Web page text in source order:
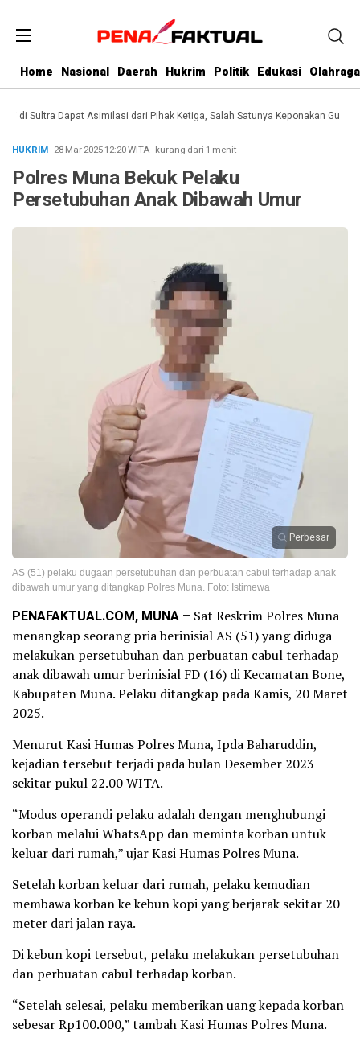
Home Nasional Daerah Hukrim Politik Edukasi Olahraga
Dapat Asimilasi dari Pihak Ketiga, Salah Satunya Keponakan Gubernur
HUKRIM· 28 Mar 202512:20WITA· kurang dari 1 menit
Polres Muna Bekuk Pelaku
Persetubuhan Anak Dibawah Umur
Perbesar
AS (51) pelaku dugaan persetubuhan dan perbuatan cabul terhadap anak
dibawah umur yang ditangkap Polres Muna. Foto: Istimewa
PENAFAKTUAL.COM, MUNA – Sat Reskrim Polres Muna
menangkap seorang pria berinisial AS (51) yang diduga
melakukan persetubuhan dan perbuatan cabul terhadap
anak dibawah umur berinisial FD (16) di Kecamatan Bone,
Kabupaten Muna. Pelaku ditangkap pada Kamis, 20 Maret
2025.
Menurut Kasi Humas Polres Muna, Ipda Baharuddin,
kejadian tersebut terjadi pada bulan Desember 2023
sekitar pukul 22.00 WITA.
“Modus operandi pelaku adalah dengan menghubungi
korban melalui WhatsApp dan meminta korban untuk
keluar dari rumah,” ujar Kasi Humas Polres Muna.
Setelah korban keluar dari rumah, pelaku kemudian
membawa korban ke kebun kopi yang berjarak sekitar 20
meter dari jalan raya.
Di kebun kopi tersebut, pelaku melakukan persetubuhan
dan perbuatan cabul terhadap korban.
“Setelah selesai, pelaku memberikan uang kepada korban
sebesar Rp100.000,” tambah Kasi Humas Polres Muna.